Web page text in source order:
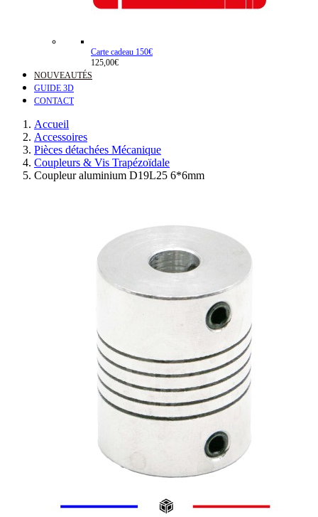
Carte cadeau 150€
125,00€
NOUVEAUTÉS
GUIDE 3D
CONTACT
Accueil
Accessoires
Pièces détachées Mécanique
Coupleurs & Vis Trapézoïdale
Coupleur aluminium D19L25 6*6mm